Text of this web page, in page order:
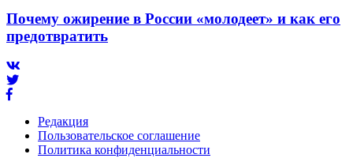
Почему ожирение в России «молодеет» и как его
предотвратить
Редакция
Пользовательское соглашение
Политика конфиденциальности